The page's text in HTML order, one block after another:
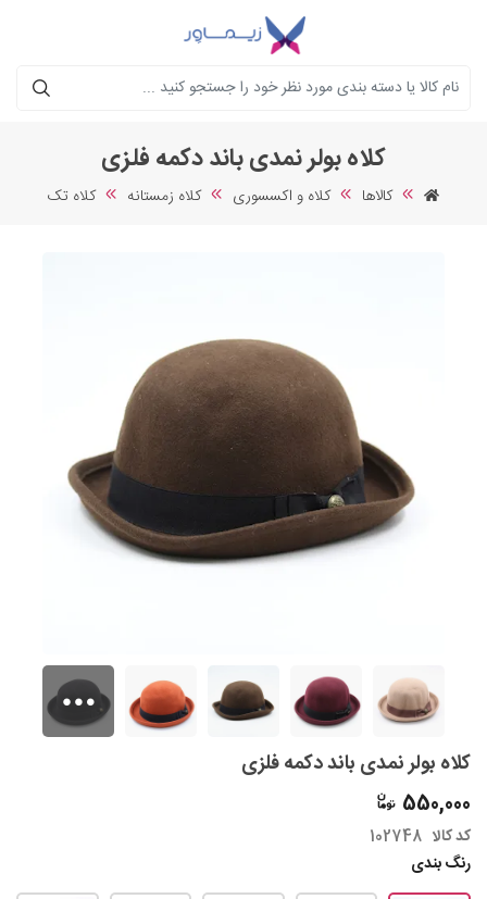
جستجو
کلاه بولر نمدی باند دکمه فلزی
کالاها کلاه و اکسسوری کلاه زمستانه کلاه تک
کلاه بولر نمدی باند دکمه فلزی
550,000
کد کالا 102748
رنگ بندی